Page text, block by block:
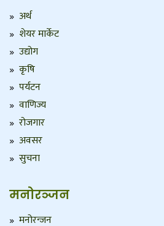
अर्थ
शेयर मार्केट
उद्योग
कृषि
पर्यटन
वाणिज्य
रोजगार
अवसर
सुचना
मनोरञ्जन
मनोरन्जन